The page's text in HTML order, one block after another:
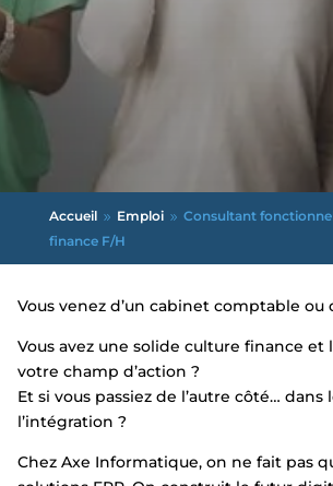
Accueil 9 Emploi 9 Consultant
finance F/H
Vous venez d’un cabinet comptable ou
Vous avez une solide culture finance et
votre champ d’action ?
Et si vous passiez de l’autre côté…
l’intégration ?
Chez Axe Informatique, on ne fait pas